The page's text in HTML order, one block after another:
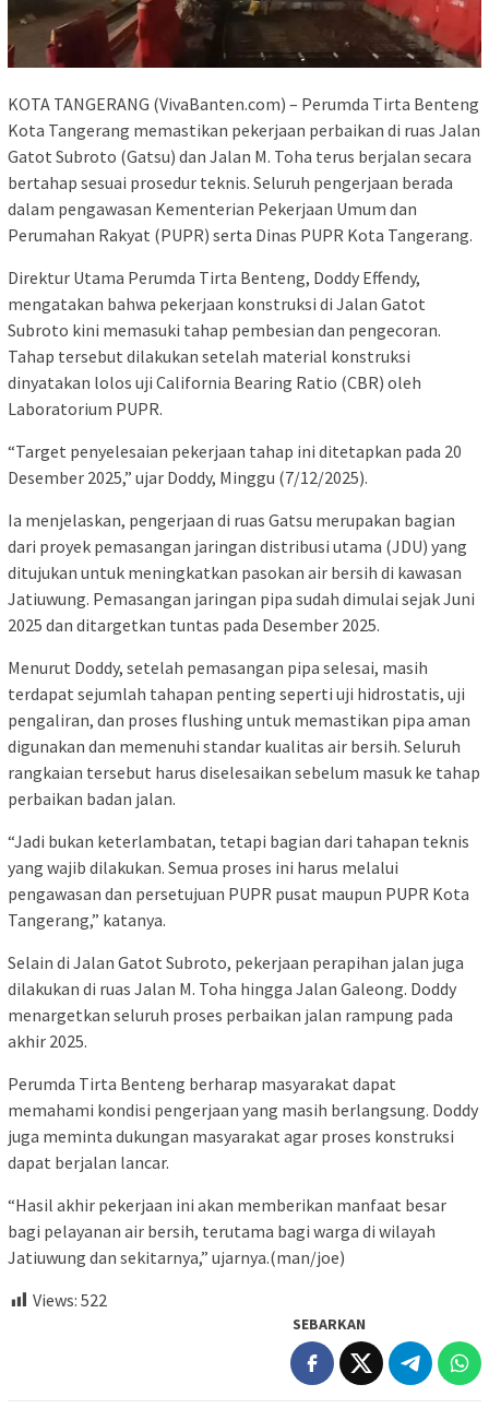
KOTA TANGERANG (VivaBanten.com) – Perumda Tirta Benteng
Kota Tangerang memastikan pekerjaan perbaikan di ruas Jalan
Gatot Subroto (Gatsu) dan Jalan M. Toha terus berjalan secara
bertahap sesuai prosedur teknis. Seluruh pengerjaan berada
dalam pengawasan Kementerian Pekerjaan Umum dan
Perumahan Rakyat (PUPR) serta Dinas PUPR Kota Tangerang.
Direktur Utama Perumda Tirta Benteng, Doddy Effendy,
mengatakan bahwa pekerjaan konstruksi di Jalan Gatot
Subroto kini memasuki tahap pembesian dan pengecoran.
Tahap tersebut dilakukan setelah material konstruksi
dinyatakan lolos uji California Bearing Ratio (CBR) oleh
Laboratorium PUPR.
“Target penyelesaian pekerjaan tahap ini ditetapkan pada 20
Desember 2025,” ujar Doddy, Minggu (7/12/2025).
Ia menjelaskan, pengerjaan di ruas Gatsu merupakan bagian
dari proyek pemasangan jaringan distribusi utama (JDU) yang
ditujukan untuk meningkatkan pasokan air bersih di kawasan
Jatiuwung. Pemasangan jaringan pipa sudah dimulai sejak Juni
2025 dan ditargetkan tuntas pada Desember 2025.
Menurut Doddy, setelah pemasangan pipa selesai, masih
terdapat sejumlah tahapan penting seperti uji hidrostatis, uji
pengaliran, dan proses flushing untuk memastikan pipa aman
digunakan dan memenuhi standar kualitas air bersih. Seluruh
rangkaian tersebut harus diselesaikan sebelum masuk ke tahap
perbaikan badan jalan.
“Jadi bukan keterlambatan, tetapi bagian dari tahapan teknis
yang wajib dilakukan. Semua proses ini harus melalui
pengawasan dan persetujuan PUPR pusat maupun PUPR Kota
Tangerang,” katanya.
Selain di Jalan Gatot Subroto, pekerjaan perapihan jalan juga
dilakukan di ruas Jalan M. Toha hingga Jalan Galeong. Doddy
menargetkan seluruh proses perbaikan jalan rampung pada
akhir 2025.
Perumda Tirta Benteng berharap masyarakat dapat
memahami kondisi pengerjaan yang masih berlangsung. Doddy
juga meminta dukungan masyarakat agar proses konstruksi
dapat berjalan lancar.
“Hasil akhir pekerjaan ini akan memberikan manfaat besar
bagi pelayanan air bersih, terutama bagi warga di wilayah
Jatiuwung dan sekitarnya,” ujarnya.(man/joe)
Views: 522
SEBARKAN